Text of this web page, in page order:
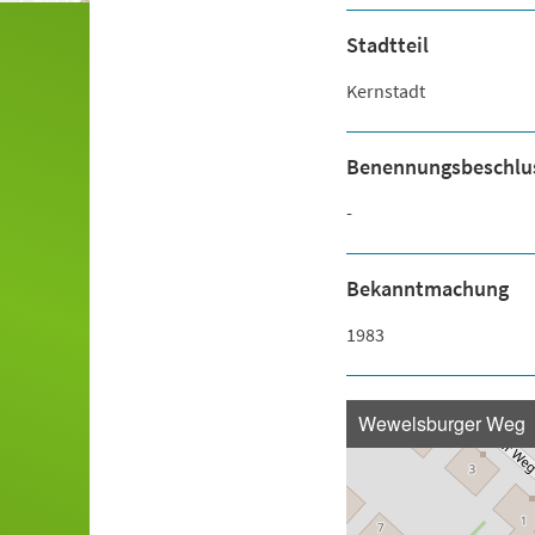
Stadtteil
Kernstadt
-
Bekanntmachung
1983
Wewelsburger Weg